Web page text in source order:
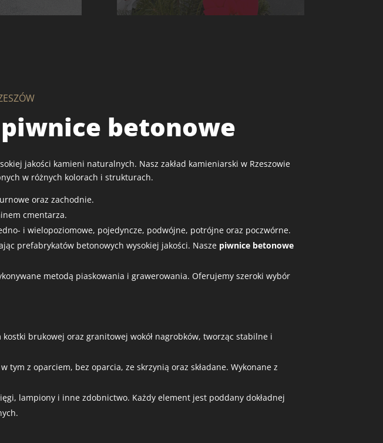
betonowe
jakości kamieni naturalnych. Nasz zakład kamieniarski w Rzeszowie
w różnych kolorach i strukturach.
oraz zachodnie.
cmentarza.
i wielopoziomowe, pojedyncze, podwójne, potrójne oraz poczwórne.
prefabrykatów betonowych wysokiej jakości. Nasze piwnice betonowe
metodą piaskowania i grawerowania. Oferujemy szeroki wybór
brukowej oraz granitowej wokół nagrobków, tworząc stabilne i
z oparciem, bez oparcia, ze skrzynią oraz składane. Wykonane z
lampiony i inne zdobnictwo. Każdy element jest poddany dokładnej